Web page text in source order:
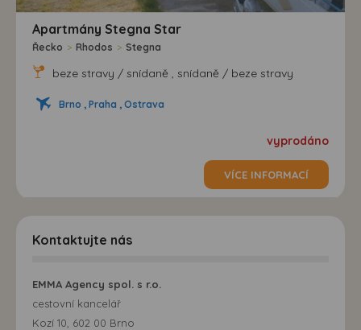
Apartmány Stegna Star
Řecko > Rhodos > Stegna
beze stravy / snídaně , snídaně / beze stravy
Brno , Praha , Ostrava
vyprodáno
VÍCE INFORMACÍ
Kontaktujte nás
EMMA Agency spol. s r.o.
cestovní kancelář
Kozí 10, 602 00 Brno